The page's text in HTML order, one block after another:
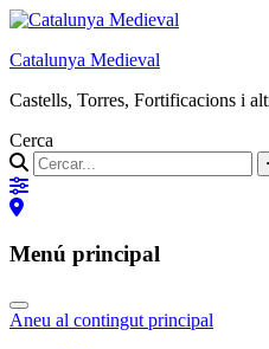
Catalunya Medieval
Castells, Torres, Fortificacions i
Cerca
Menú principal
Aneu al contingut principal